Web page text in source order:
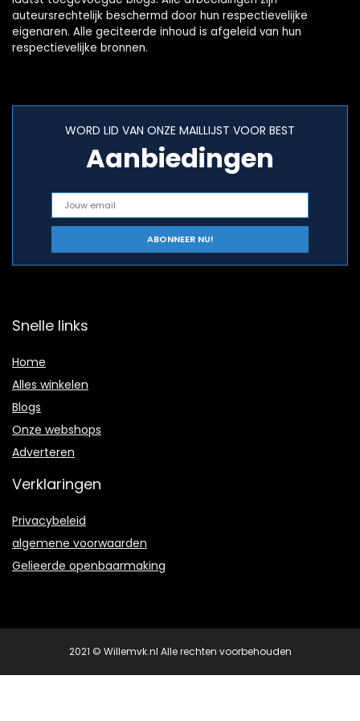
auteursrechtelijk beschermd door hun respectievelijke
eigenaren. Alle geciteerde inhoud is afgeleid van hun
respectievelijke bronnen.
WORD LID VAN ONZE MAILLIJST VOOR BEST
Aanbiedingen
Snelle links
Home
Alles winkelen
Blogs
Onze webshops
Adverteren
Verklaringen
Privacybeleid
algemene voorwaarden
Gelieerde openbaarmaking
2021 © Willemvk.nl Alle rechten voorbehouden